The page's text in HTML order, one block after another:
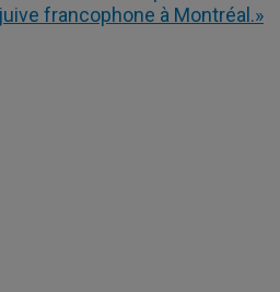
francophone à Montréal.»